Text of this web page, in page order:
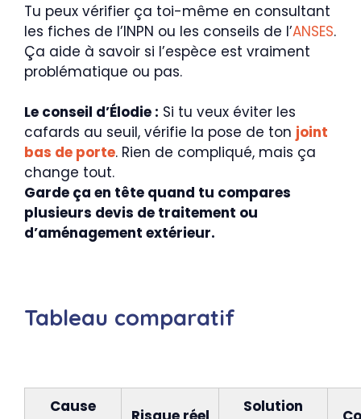
Tu peux vérifier ça toi-même en consultant
les fiches de l’INPN ou les conseils de l’ANSES.
Ça aide à savoir si l’espèce est vraiment
problématique ou pas.
Le conseil d’Élodie : Si tu veux éviter les
cafards au seuil, vérifie la pose de ton joint
bas de porte. Rien de compliqué, mais ça
change tout.
Garde ça en tête quand tu compares
plusieurs devis de traitement ou
d’aménagement extérieur.
Tableau comparatif
Cause
Solution